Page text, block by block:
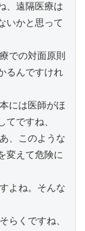
、遠隔医療は
いかと思って
の対面原則
るんですけれ
は医師がほ
ですね、
このような
変えて危険に
ね。そんな
くですね、